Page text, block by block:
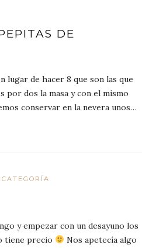
DE
lugar de hacer 8 que son las que
por dos la masa y con el mismo
conservar en la nevera unos…
y empezar con un desayuno los
tiene precio
Nos apetecía algo